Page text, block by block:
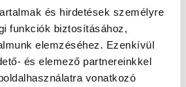
és hirdetések személyre
funkciók biztosításához,
elemzéséhez. Ezenkívül
és elemező partnereinkkel
vonatkozó
mindkét végébe csavarják,
pedig jobb menetű.